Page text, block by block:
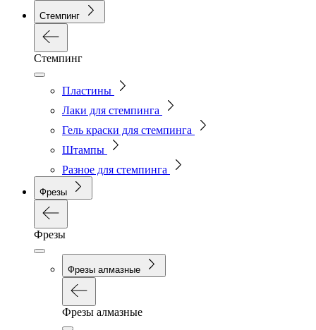
Стемпинг
Стемпинг
Пластины
Лаки для стемпинга
Гель краски для стемпинга
Штампы
Разное для стемпинга
Фрезы
Фрезы
Фрезы алмазные
Фрезы алмазные